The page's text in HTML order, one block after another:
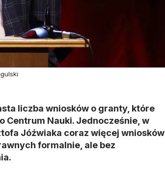
liczba wniosków o granty, które
Centrum Nauki. Jednocześnie, w
Jóźwiaka coraz więcej wniosków
formalnie, ale bez